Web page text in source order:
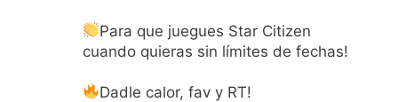
Para que juegues Star Citizen
cuando quieras sin límites de fechas!
Dadle calor, fav y RT!